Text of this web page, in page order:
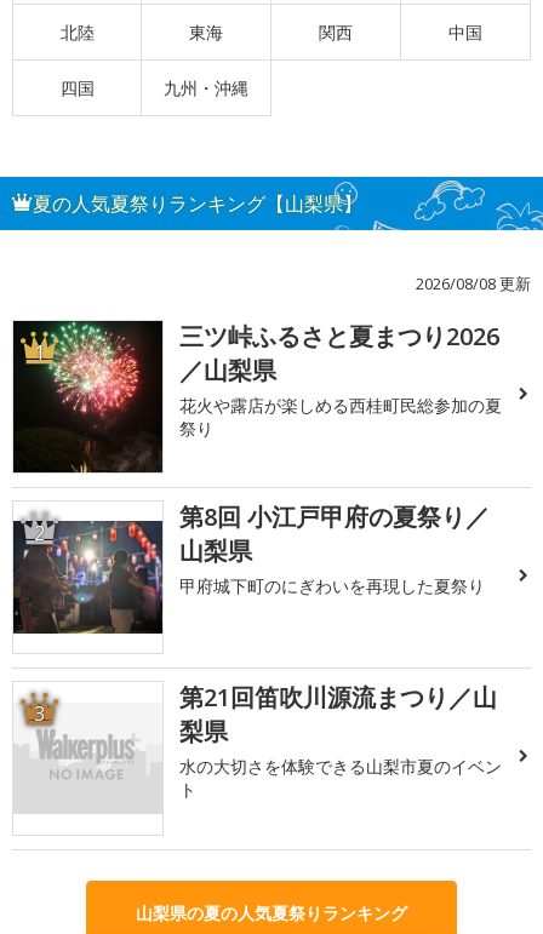
北陸 東海 関西 中国
四国 九州・沖縄
夏の人気夏祭りランキング【山梨県】
2026/08/08 更新
1
三ツ峠ふるさと夏まつり2026
／山梨県
花火や露店が楽しめる西桂町民総参加の夏
祭り
2
第8回 小江戸甲府の夏祭り／
山梨県
甲府城下町のにぎわいを再現した夏祭り
3
第21回笛吹川源流まつり／山
梨県
水の大切さを体験できる山梨市夏のイベン
ト
山梨県の夏の人気夏祭りランキング